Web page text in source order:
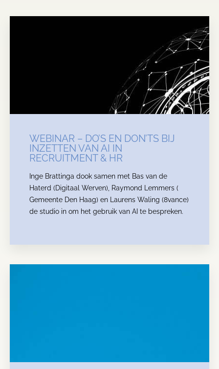
WEBINAR – DO’S EN DON’TS BIJ
INZETTEN VAN AI IN
RECRUITMENT & HR
Inge Brattinga dook samen met Bas van de
Haterd (Digitaal Werven), Raymond Lemmers (
Gemeente Den Haag) en Laurens Waling (8vance)
de studio in om het gebruik van AI te bespreken.